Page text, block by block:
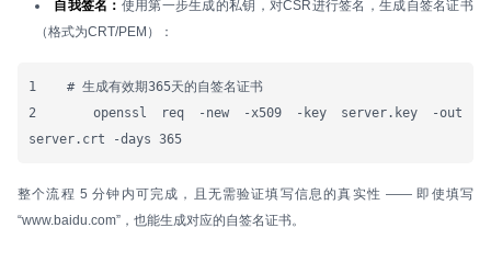
自我签名： 使用第一步生成的私钥，对CSR进行签名，生成自签名证书
（格式为CRT/PEM）：
1    # 生成有效期365天的自签名证书
2    openssl req -new -x509 -key server.key -out
server.crt -days 365
整个流程 5 分钟内可完成，且无需验证填写信息的真实性 —— 即使填写
“www.baidu.com”，也能生成对应的自签名证书。